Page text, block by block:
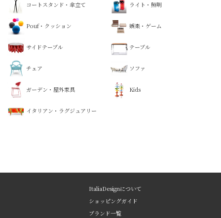
コートスタンド・傘立て ライト・照明
Pouf・クッション 娯楽・ゲーム
サイドテーブル テーブル
チェア ソファ
ガーデン・屋外家具 Kids
イタリアン・ラグジュアリー
ItaliaDesignについて
ショッピングガイド
ブランド一覧